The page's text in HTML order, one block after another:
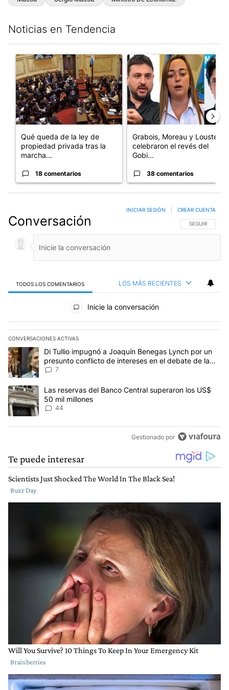
Noticias en Tendencia
Un artículo de tendencia con el título "Qué queda de la ley de
Qué queda de la ley de
propiedad privada tras la
marcha...
18 comentarios
Un artículo de tendencia con
Grabois, Moreau y Lousteau
celebraron el revés del
Gobi...
38 comentarios
Conversación SIGA ESTA
SEGUIR
INICIAR SESIÓN CREAR CUENTA
TODOS LOS COMENTARIOS LOS MÁS RECIENTES
Todos los comentarios
Inicie la conversación
CONVERSACIONES ACTIVAS
Este listado muestra los artículos con más comentarios en los
Un artículo de tendencia con el título "Di Tullio impugnó a
Di Tullio impugnó a Joaquín Benegas Lynch por un
presunto conflicto de intereses en el debate de la
Ley de Tierras
7
Un artículo de tendencia con el título "Las reservas del Banco
Las reservas del Banco Central superaron los US$
50 mil millones
44
Gestionado por